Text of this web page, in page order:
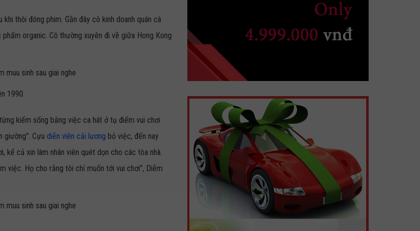
thôi đóng phim. Gần đây cô kinh doanh quán cà
organic. Cô thường xuyên đi về giữa Hong Kong
1990.
kiếm sống bằng việc ca hát ở tụ điểm vui chơi
giường". Cựu diễn viên cải lương bỏ việc, đến nay
kể cả xin làm nhân viên quét dọn cho các tòa nhà.
việc. Họ cho rằng tôi chỉ muốn tới vui chơi", Diễm